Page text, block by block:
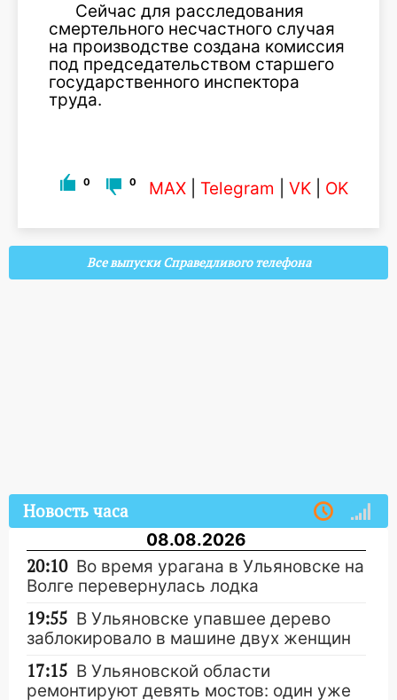
Сейчас для расследования
смертельного несчастного случая
на производстве создана комиссия
под председательством старшего
государственного инспектора
труда.
0 0 MAX Telegram VK OK
Все выпуски Справедливого телефона
Новость часа
08.08.2026
20:10 Во время урагана в Ульяновске на
Волге перевернулась лодка
19:55 В Ульяновске упавшее дерево
заблокировало в машине двух женщин
17:15 В Ульяновской области
ремонтируют девять мостов: один уже